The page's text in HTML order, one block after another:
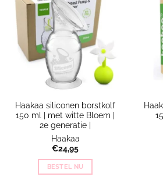
Haakaa siliconen borstkolf
150 ml | met witte Bloem |
2e generatie |
Haakaa
€24,95
BESTEL NU